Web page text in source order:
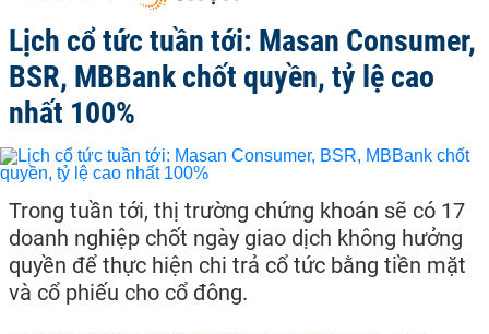
Lịch cổ tức tuần tới: Masan Consumer,
BSR, MBBank chốt quyền, tỷ lệ cao
nhất 100%
Trong tuần tới, thị trường chứng khoán sẽ có 17
doanh nghiệp chốt ngày giao dịch không hưởng
quyền để thực hiện chi trả cổ tức bằng tiền mặt
và cổ phiếu cho cổ đông.